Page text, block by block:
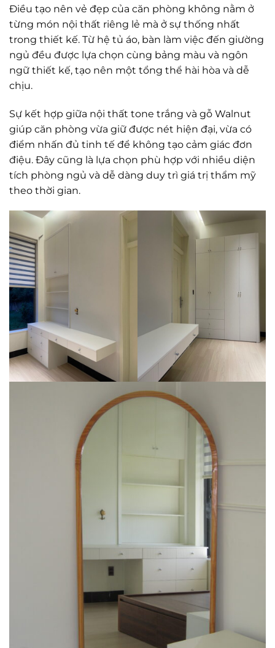
Điều tạo nên vẻ đẹp của căn phòng không nằm ở
từng món nội thất riêng lẻ mà ở sự thống nhất
trong thiết kế. Từ hệ tủ áo, bàn làm việc đến giường
ngủ đều được lựa chọn cùng bảng màu và ngôn
ngữ thiết kế, tạo nên một tổng thể hài hòa và dễ
chịu.
Sự kết hợp giữa nội thất tone trắng và gỗ Walnut
giúp căn phòng vừa giữ được nét hiện đại, vừa có
điểm nhấn đủ tinh tế để không tạo cảm giác đơn
điệu. Đây cũng là lựa chọn phù hợp với nhiều diện
tích phòng ngủ và dễ dàng duy trì giá trị thẩm mỹ
theo thời gian.